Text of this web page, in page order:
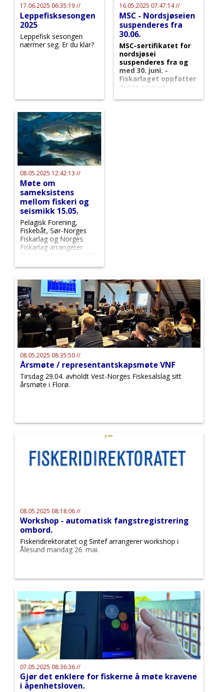
17.06.2025 06:35:19 //
Leppefisksesongen
2025
Leppefisk sesongen
nærmer seg. Er du klar?
16.05.2025 07:47:14 //
MSC - Nordsjøseien
suspenderes fra
30.06.
MSC-sertifikatet for
nordsjøsei
suspenderes fra og
med 30. juni. -
Fiskarlaget oppfatter
dette som et
Tor Bjørklund Larsen
08.05.2025 12:42:13 //
Møte om
sameksistens
mellom fiskeri og
seismikk 15.05.
Pelagisk Forening,
Fiskebåt, Sør-Norges
Fiskarlag og Norges
Fiskarlag arrangerer
åpent møte om seismikk
08.05.2025 08:35:50 //
Årsmøte / representantskapsmøte VNF
Tirsdag 29.04. avholdt Vest-Norges Fiskesalslag sitt
årsmøte i Florø.
08.05.2025 08:18:06 //
Workshop - automatisk fangstregistrering
ombord.
Fiskeridirektoratet og Sintef arrangerer workshop i
Ålesund mandag 26. mai.
07.05.2025 08:36:36 //
Gjør det enklere for fiskerne å møte kravene
i åpenhetsloven.